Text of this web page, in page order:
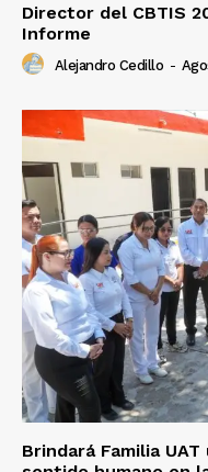
Director del CBTIS
Informe
Alejandro Cedillo -
Brindará Familia